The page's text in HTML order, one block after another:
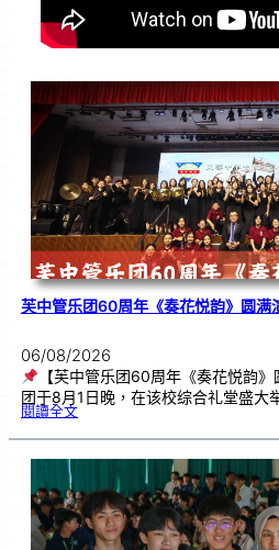
芙中管乐团60周年《奏花悦韵》圆满
06/08/2026
【芙中管乐团60周年《奏花悦韵
团于8月1日晚，在该校综合礼堂盛大
閱讀全文:芙
乐
6
0
《
奏
花
悦
韵
》
圆
满